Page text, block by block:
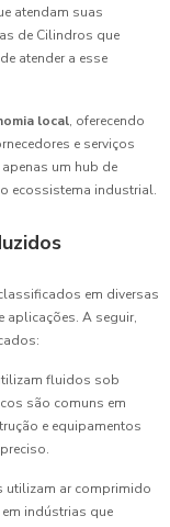
atendam suas
de Cilindros que
atender a esse
local, oferecendo
e serviços
um hub de
ecossistema industrial.
em diversas
aplicações. A seguir,
fluidos sob
são comuns em
e equipamentos
utilizam ar comprimido
indústrias que